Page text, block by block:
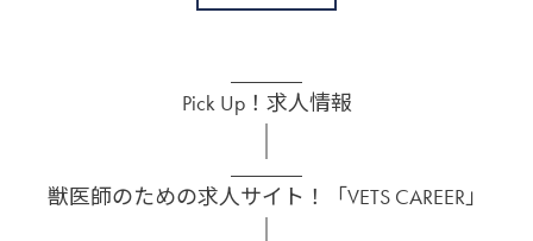
Pick Up！求人情報
獣医師のための求人サイト！「VETS CAREER」